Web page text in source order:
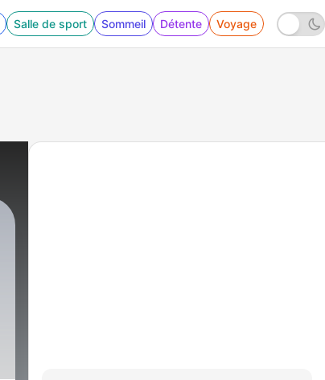
Salle de sport Sommeil Détente Voyage